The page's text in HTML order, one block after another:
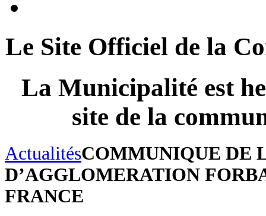
Le Site Officiel de la
La Municipalité est
site de la
ActualitésCOMMUNIQUE DE
D’AGGLOMERATION
FRANCE